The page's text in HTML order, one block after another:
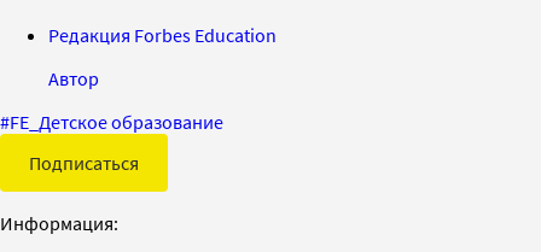
Редакция Forbes Education
Автор
#FE_Детское образование
Подписаться
Информация: